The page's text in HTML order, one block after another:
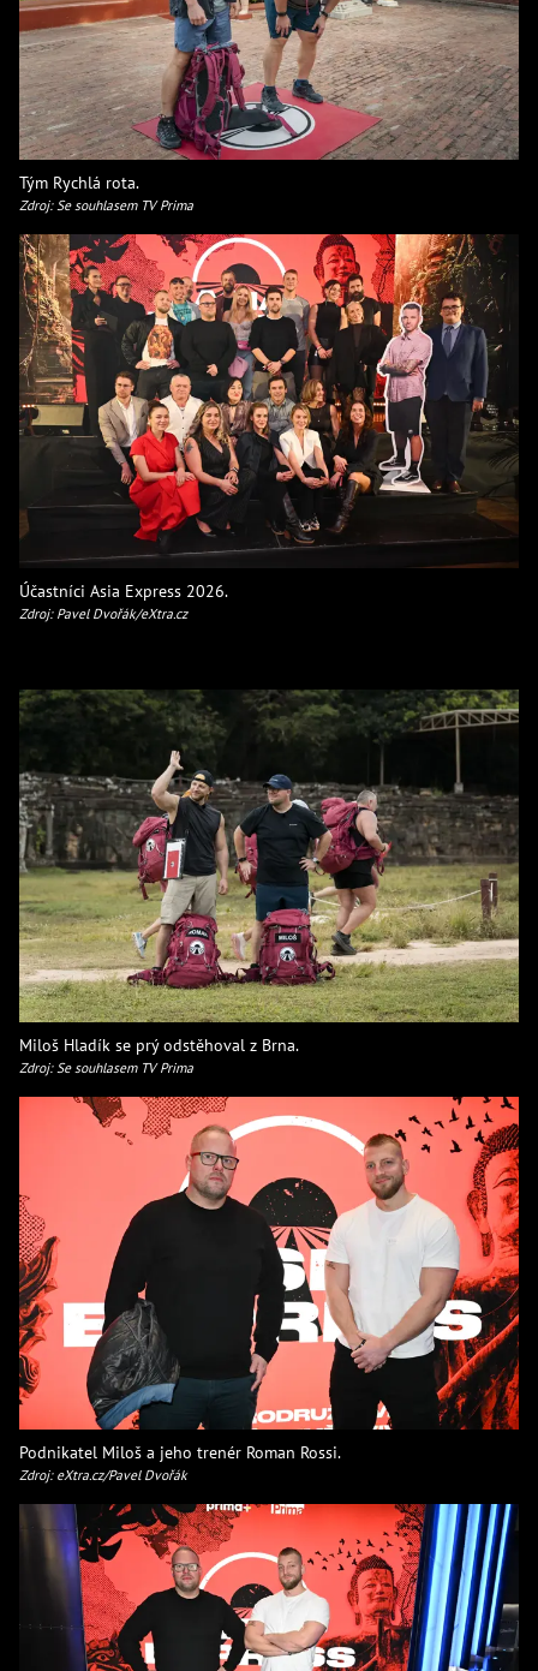
Tým Rychlá rota.
Zdroj: Se souhlasem TV Prima
Účastníci Asia Express 2026.
Zdroj: Pavel Dvořák/eXtra.cz
Miloš Hladík se prý odstěhoval z Brna.
Zdroj: Se souhlasem TV Prima
Podnikatel Miloš a jeho trenér Roman Rossi.
Zdroj: eXtra.cz/Pavel Dvořák